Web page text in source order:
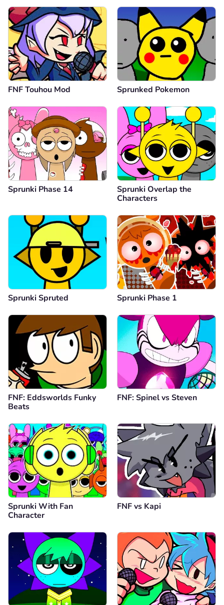
FNF Touhou Mod Sprunked Pokemon
Sprunki Phase 14
Sprunki Overlap the
Characters
Sprunki Spruted Sprunki Phase 1
FNF: Eddsworlds Funky
Beats
FNF: Spinel vs Steven
Sprunki With Fan
Character
FNF vs Kapi